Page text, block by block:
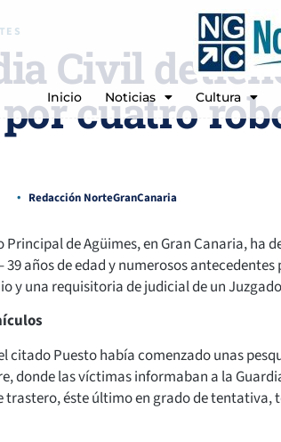
Inicio Noticias Cultura
Civil
cuatro
Redacción NorteGranCanaria
Principal de Agüimes, en Gran Canaria, ha
39 años de edad y numerosos
y una requisitoria de judicial de un
citado Puesto había comenzado unas
donde las víctimas informaban a la
trastero, éste último en grado de